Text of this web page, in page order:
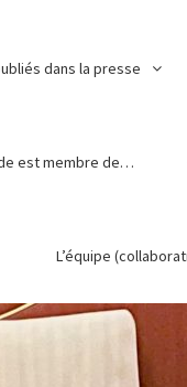
dans la presse
est membre de…
L’équipe